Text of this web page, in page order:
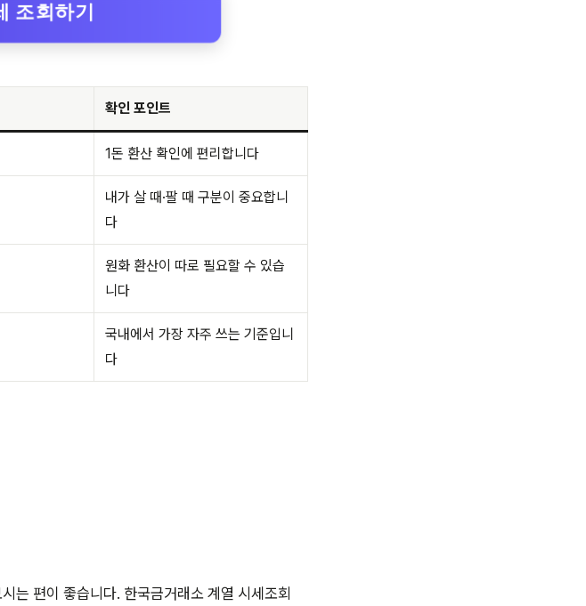
조회하기
확인 포인트
1돈 환산 확인에 편리합니다
내가 살 때·팔 때 구분이 중요합니
다
원화 환산이 따로 필요할 수 있습
니다
국내에서 가장 자주 쓰는 기준입니
다
는 편이 좋습니다. 한국금거래소 계열 시세조회